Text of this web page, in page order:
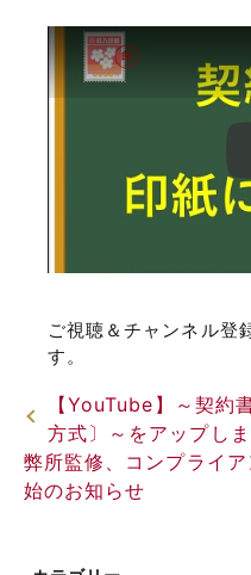
ご視聴＆チャンネル登
す。
【YouTube】～契約
方式〕～をアップしま
弊所監修、コンプライ
始のお知らせ